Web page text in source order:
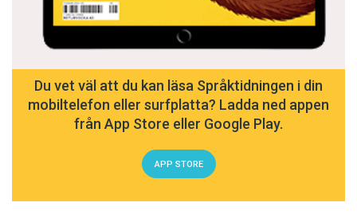
Du vet väl att du kan läsa Språktidningen i din
mobiltelefon eller surfplatta? Ladda ned appen
från App Store eller Google Play.
APP STORE